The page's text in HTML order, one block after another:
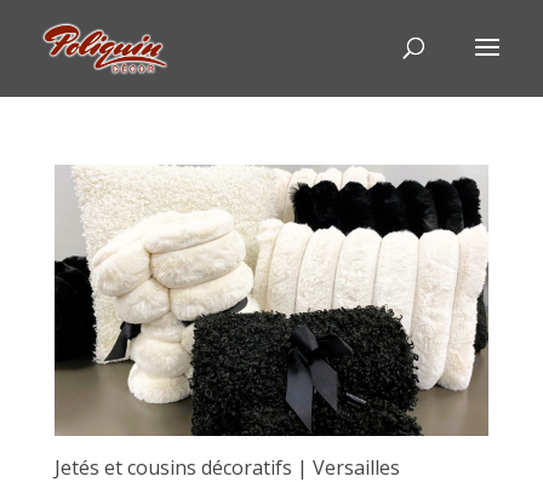
Jetés et cousins décoratifs | Versailles